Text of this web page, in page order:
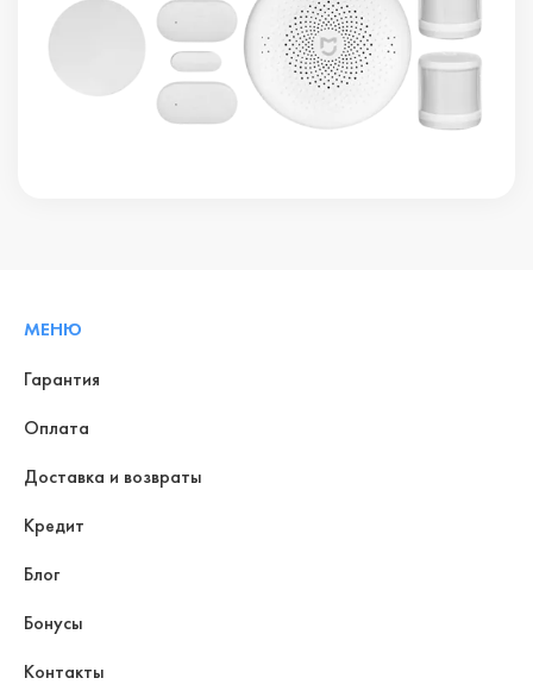
МЕНЮ
Гарантия
Оплата
Доставка и возвраты
Кредит
Блог
Бонусы
Контакты